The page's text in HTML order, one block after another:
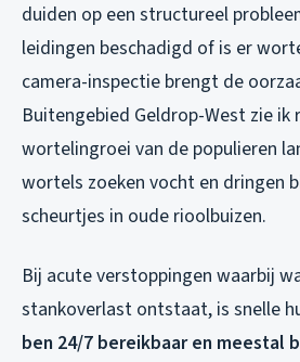
duiden op een structureel
leidingen beschadigd of is er
camera-inspectie brengt de
Buitengebied Geldrop-West zie ik
wortelingroei van de populieren
wortels zoeken vocht en dringen
scheurtjes in oude rioolbuizen.
Bij acute verstoppingen waarbij
stankoverlast ontstaat, is snelle
ben 24/7 bereikbaar en meestal